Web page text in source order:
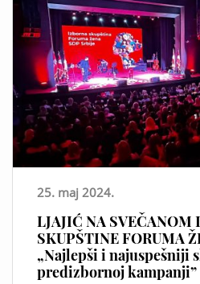
25. maj 2024.
LJAJIĆ NA SVEČANOM
SKUPŠTINE FORUMA
„Najlepši i najuspešniji
predizbornoj kampanji”